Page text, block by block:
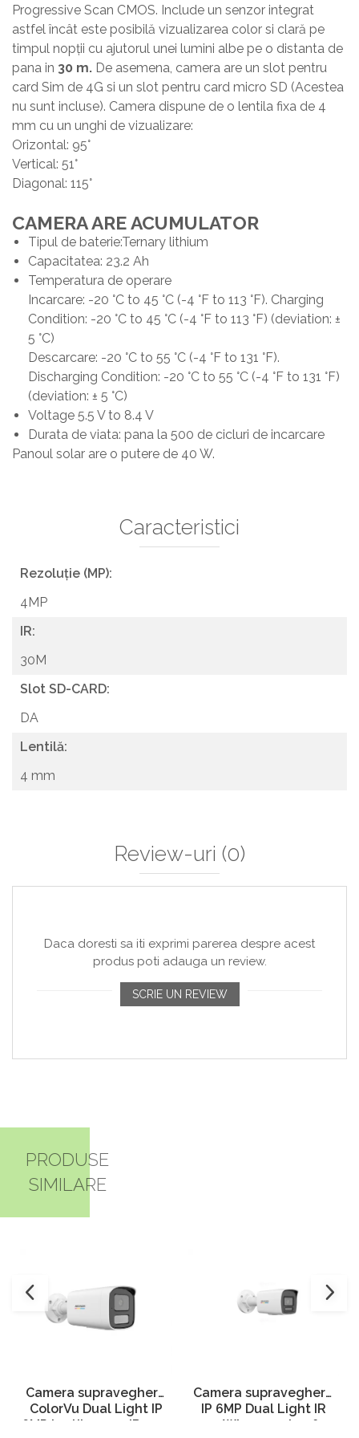
Progressive Scan CMOS. Include un senzor integrat
astfel încât este posibilă vizualizarea color si clară pe
timpul nopții cu ajutorul unei lumini albe pe o distanta de
pana in 30 m. De asemena, camera are un slot pentru
card Sim de 4G si un slot pentru card micro SD (Acestea
nu sunt incluse). Camera dispune de o lentila fixa de 4
mm cu un unghi de vizualizare:
Orizontal: 95°
Vertical: 51°
Diagonal: 115°
CAMERA ARE ACUMULATOR
Tipul de baterie:Ternary lithium
Capacitatea: 23.2 Ah
Temperatura de operare
Incarcare: -20 °C to 45 °C (-4 °F to 113 °F). Charging
Condition: -20 °C to 45 °C (-4 °F to 113 °F) (deviation: ±
5 °C)
Descarcare: -20 °C to 55 °C (-4 °F to 131 °F).
Discharging Condition: -20 °C to 55 °C (-4 °F to 131 °F)
(deviation: ± 5 °C)
Voltage 5.5 V to 8.4 V
Durata de viata: pana la 500 de cicluri de incarcare
Panoul solar are o putere de 40 W.
Caracteristici
Rezoluție (MP):
4MP
IR:
30M
Slot SD-CARD:
DA
Lentilă:
4 mm
Review-uri (0)
Daca doresti sa iti exprimi parerea despre acest
produs poti adauga un review.
SCRIE UN REVIEW
PRODUSE
SIMILARE
Camera supraveghere
ColorVu Dual Light IP
6MP lentila 4mm IR 50m
Camera supraveghere
IP 6MP Dual Light IR
30m WL 30m microfon